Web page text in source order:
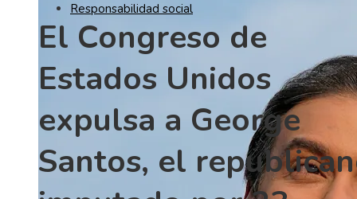
Responsabilidad social
El Congreso de
Estados Unidos
expulsa a George
Santos, el